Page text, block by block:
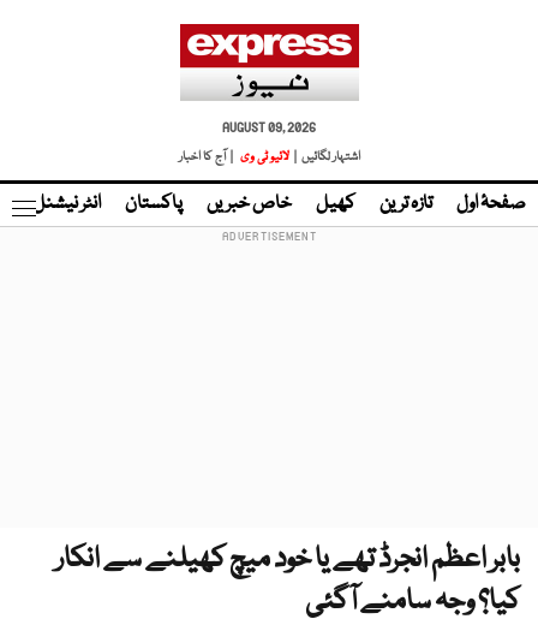
AUGUST 09, 2026
اشتہار لگائیں |
لائیو ٹی وی | آج کا اخبار
صفحۂ اول تازہ ترین کھیل خاص خبریں پاکستان انٹر نیشنل
بابر اعظم انجرڈ تھے یا خود میچ کھیلنے سے انکار
کیا؟ وجہ سامنے آگئی